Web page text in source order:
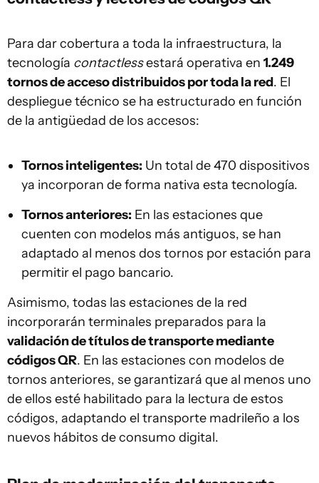
Para dar cobertura a toda la infraestructura, la
tecnología contactlessestará operativa en 1.249
tornos de acceso distribuidos por toda la red. El
despliegue técnico se ha estructurado en función
de la antigüedad de los accesos:
Tornos inteligentes: Un total de 470 dispositivos
ya incorporan de forma nativa esta tecnología.
Tornos anteriores: En las estaciones que
cuenten con modelos más antiguos, se han
adaptado al menos dos tornos por estación para
permitir el pago bancario.
Asimismo, todas las estaciones de la red
incorporarán terminales preparados para la
validación de títulos de transporte mediante
códigos QR. En las estaciones con modelos de
tornos anteriores, se garantizará que al menos uno
de ellos esté habilitado para la lectura de estos
códigos, adaptando el transporte madrileño a los
nuevos hábitos de consumo digital.